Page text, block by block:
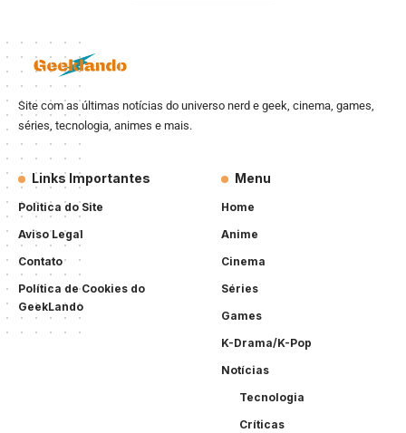
Site com as últimas notícias do universo nerd e geek, cinema, games,
séries, tecnologia, animes e mais.
Links Importantes
Politica do Site
Aviso Legal
Contato
Política de Cookies do
GeekLando
Menu
Home
Anime
Cinema
Séries
Games
K-Drama/K-Pop
Notícias
Tecnologia
Críticas